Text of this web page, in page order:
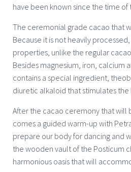
have been known since the time of
The ceremonial grade cacao that
Because it is not heavily
properties, unlike the regular
Besides magnesium, iron, calcium
contains a special ingredient,
diuretic alkaloid that stimulates the
After the cacao ceremony that will
comes a guided warm-up with
prepare our body for dancing and
the wooden vault of the Posticum
harmonious oasis that will